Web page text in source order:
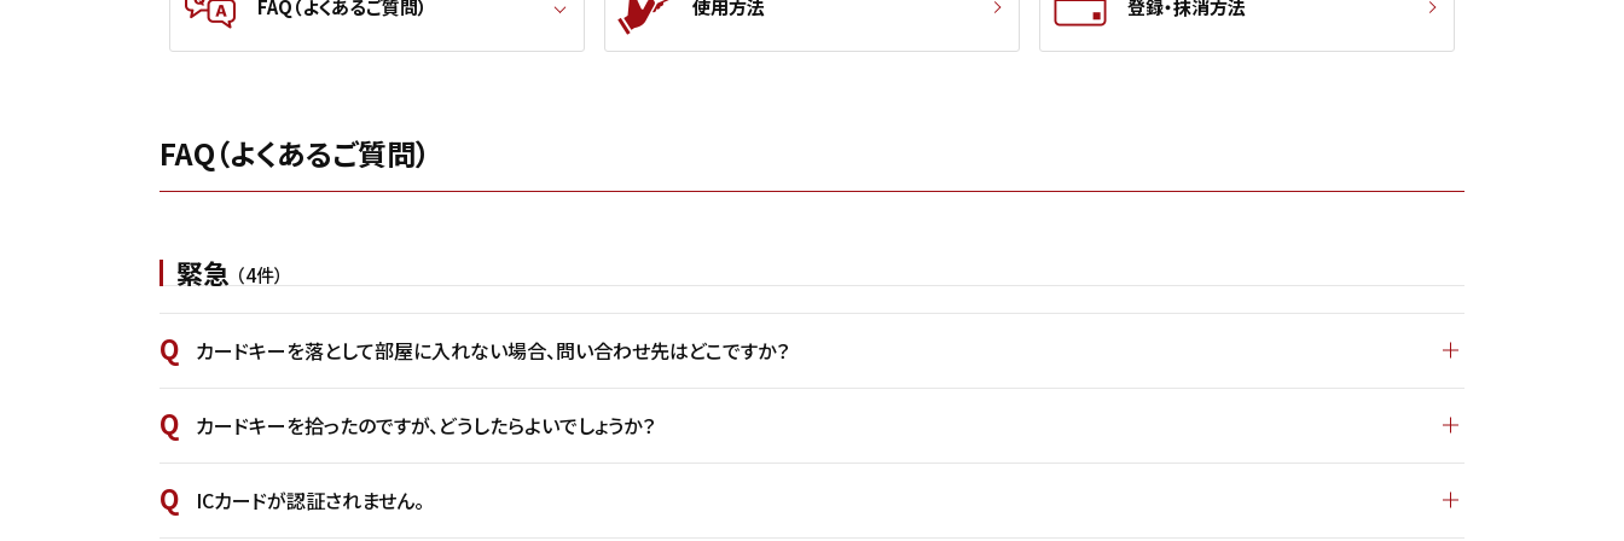
FAQ（よくあるご質問） 使用方法 登録・抹消方法
FAQ（よくあるご質問）
緊急 （4件）
カードキーを落として部屋に入れない場合、問い合わせ先はどこですか？
カードキーを拾ったのですが、どうしたらよいでしょうか？
ICカードが認証されません。